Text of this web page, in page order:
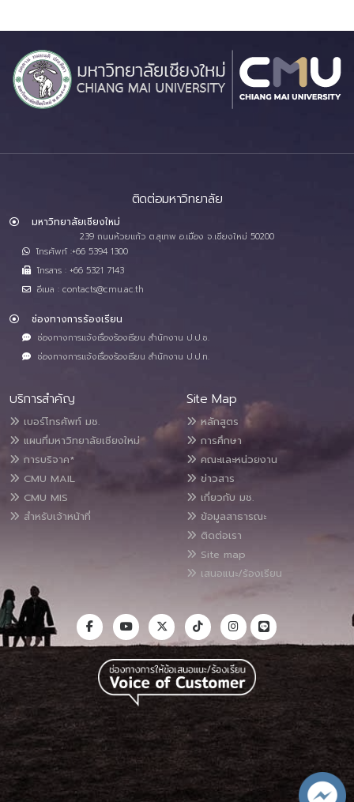
ติดต่อมหาวิทยาลัย
มหาวิทยาลัยเชียงใหม่
239 ถนนห้วยแก้ว ต.สุเทพ อ.เมือง จ.เชียงใหม่ 50200
โทรศัพท์ :+66 5394 1300
โทรสาร : +66 5321 7143
อีเมล : contacts@cmu.ac.th
ช่องทางการร้องเรียน
ช่องทางการแจ้งเรื่องร้องเรียน สำนักงาน ป.ป.ช.
ช่องทางการแจ้งเรื่องร้องเรียน สำนักงาน ป.ป.ท.
บริการสำคัญ
เบอร์โทรศัพท์ มช.
แผนที่มหาวิทยาลัยเชียงใหม่
การบริจาค*
CMU MAIL
CMU MIS
สำหรับเจ้าหน้าที่
Site Map
หลักสูตร
การศึกษา
คณะและหน่วยงาน
ข่าวสาร
เกี่ยวกับ มช.
ข้อมูลสาธารณะ
ติดต่อเรา
Site map
เสนอแนะ/ร้องเรียน